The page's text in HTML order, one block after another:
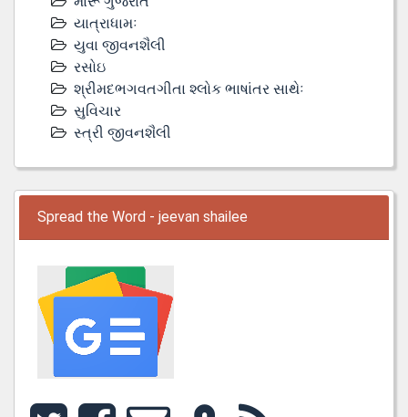
યાત્રાધામઃ
યુવા જીવનશૈલી
રસોઇ
શ્રીમદભગવતગીતા શ્લોક ભાષાંતર સાથેઃ
સુવિચાર
સ્ત્રી જીવનશૈલી
Spread the Word - jeevan shailee